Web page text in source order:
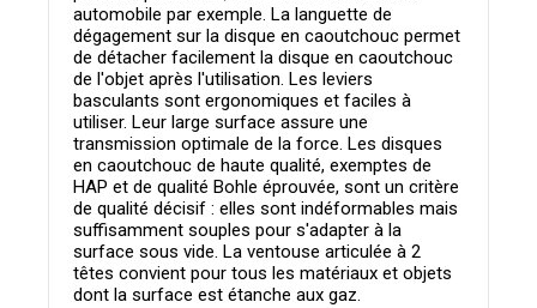
automobile par exemple. La languette de
dégagement sur la disque en caoutchouc permet
de détacher facilement la disque en caoutchouc
de l'objet après l'utilisation. Les leviers
basculants sont ergonomiques et faciles à
utiliser. Leur large surface assure une
transmission optimale de la force. Les disques
en caoutchouc de haute qualité, exemptes de
HAP et de qualité Bohle éprouvée, sont un critère
de qualité décisif : elles sont indéformables mais
suffisamment souples pour s'adapter à la
surface sous vide. La ventouse articulée à 2
têtes convient pour tous les matériaux et objets
dont la surface est étanche aux gaz.